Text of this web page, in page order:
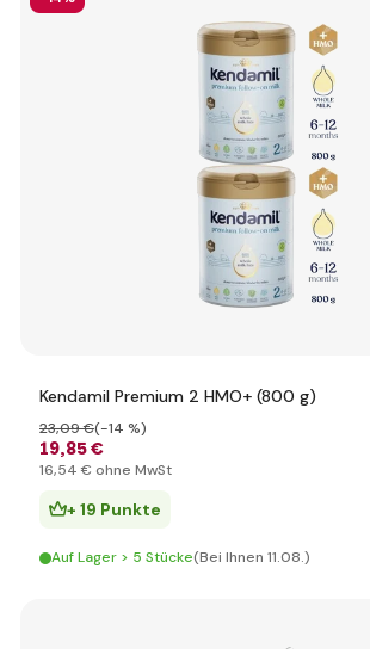
Kendamil Premium 2 HMO+ (800 g)
19,85 €
23,09 €(-14 %)
16,54 € ohne MwSt
+ 19 Punkte
Auf Lager > 5 Stücke(Bei Ihnen 11.08.)